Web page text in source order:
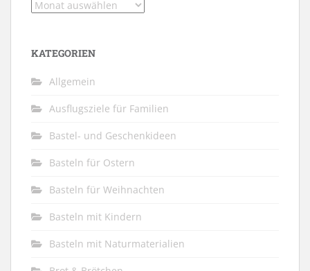
Archiv
KATEGORIEN
Allgemein
Ausflugsziele für Familien
Bastel- und Geschenkideen
Basteln für Ostern
Basteln für Weihnachten
Basteln mit Kindern
Basteln mit Naturmaterialien